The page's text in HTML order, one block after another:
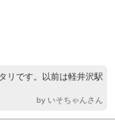
リです。以前は軽井沢駅
by いそちゃんさん